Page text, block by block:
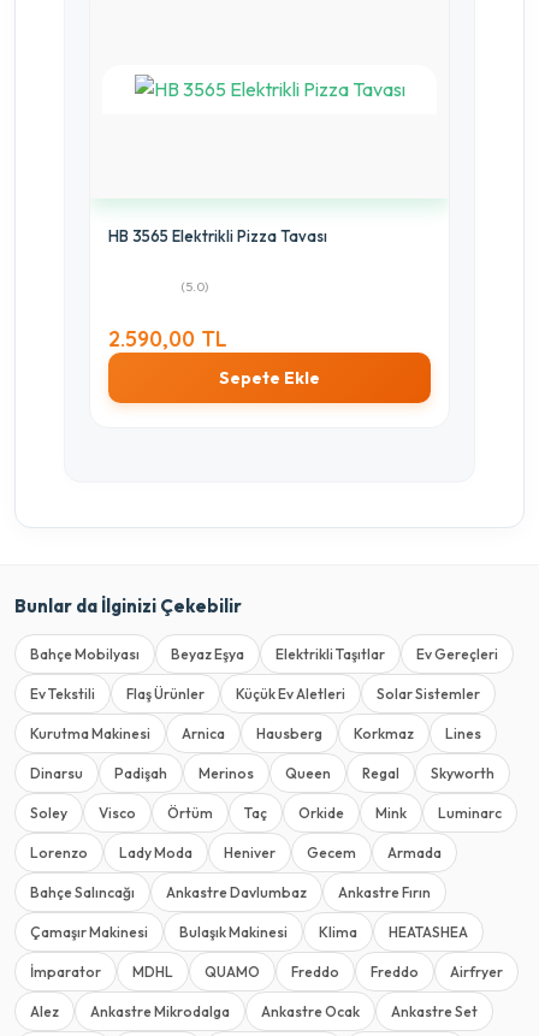
HB 3565 Elektrikli Pizza Tavası
(5.0)
2.590,00 TL
Sepete Ekle
Bunlar da İlginizi Çekebilir
Bahçe Mobilyası Beyaz Eşya Elektrikli Taşıtlar Ev Gereçleri
Ev Tekstili Flaş Ürünler Küçük Ev Aletleri Solar Sistemler
Kurutma Makinesi Arnica Hausberg Korkmaz Lines
Dinarsu Padişah Merinos Queen Regal Skyworth
Soley Visco Örtüm Taç Orkide Mink Luminarc
Lorenzo Lady Moda Heniver Gecem Armada
Bahçe Salıncağı Ankastre Davlumbaz Ankastre Fırın
Çamaşır Makinesi Bulaşık Makinesi Klima HEATASHEA
İmparator MDHL QUAMO Freddo Freddo Airfryer
Alez Ankastre Mikrodalga Ankastre Ocak Ankastre Set